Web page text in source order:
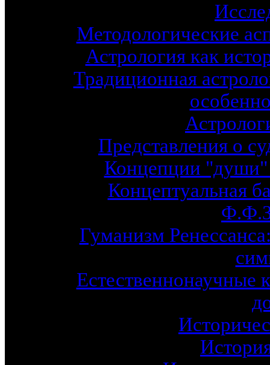
Методологические
Астрология как
Традиционная
Представления о
Концепции
Концептуальная
Гуманизм
Естественнонаучные